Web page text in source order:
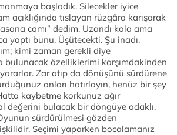
başladık. Silecekler iyice
açıklığında tıslayan rüzgâra karışarak
camı” dedim. Uzandı kola ama
yaptı bunu. Üşütecekti. Şu inadı.
kimi zaman gerekli diye
bulunacak özelliklerimi karşımdakinden
Zar atıp da dönüşünü sürdürene
anları hatırlayın, henüz bir şey
kaybetme korkunuz ağır
değerini bulacak bir döngüye odaklı,
sürdürülmesi gözden
Seçimi yaparken bocalamanız